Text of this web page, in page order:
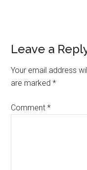
Leave a
Your email address
are marked*
Comment*